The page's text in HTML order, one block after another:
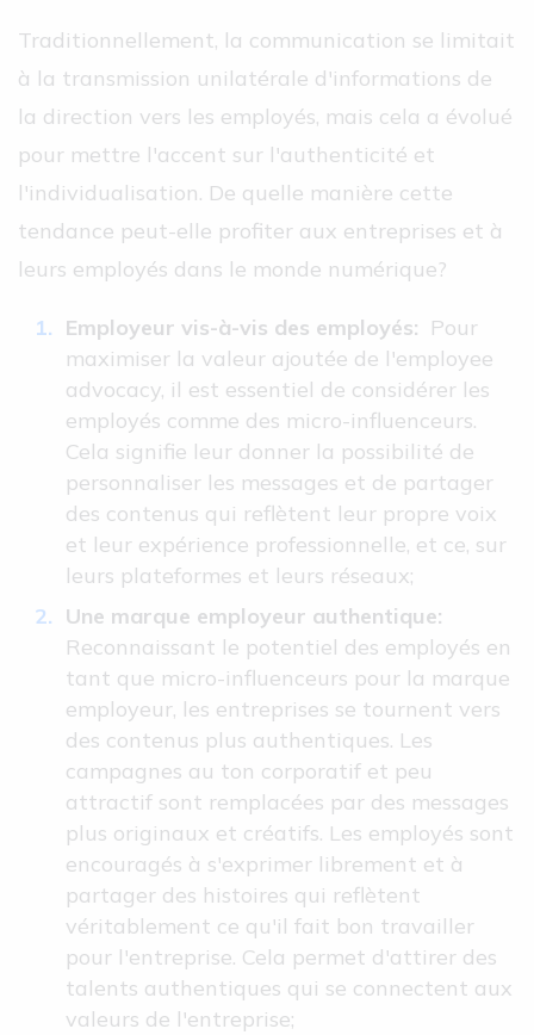
Traditionnellement, la communication se limitait
à la transmission unilatérale d'informations de
la direction vers les employés, mais cela a évolué
pour mettre l'accent sur l'authenticité et
l'individualisation. De quelle manière cette
tendance peut-elle profiter aux entreprises et à
leurs employés dans le monde numérique?
Employeur vis-à-vis des employés: Pour
maximiser la valeur ajoutée de l'employee
advocacy, il est essentiel de considérer les
employés comme des micro-influenceurs.
Cela signifie leur donner la possibilité de
personnaliser les messages et de partager
des contenus qui reflètent leur propre voix
et leur expérience professionnelle, et ce, sur
leurs plateformes et leurs réseaux;
Une marque employeur authentique:
Reconnaissant le potentiel des employés en
tant que micro-influenceurs pour la marque
employeur, les entreprises se tournent vers
des contenus plus authentiques. Les
campagnes au ton corporatif et peu
attractif sont remplacées par des messages
plus originaux et créatifs. Les employés sont
encouragés à s'exprimer librement et à
partager des histoires qui reflètent
véritablement ce qu'il fait bon travailler
pour l'entreprise. Cela permet d'attirer des
talents authentiques qui se connectent aux
valeurs de l'entreprise;